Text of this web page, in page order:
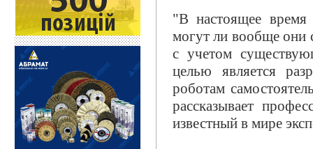
"В настоящее время
могут ли вообще они
с учетом
целью является
роботам
рассказывает
известный в мире